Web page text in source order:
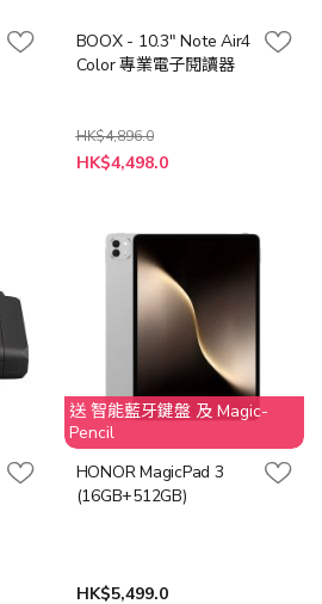
BOOX - 10.3" Note Air4
Color 專業電子閱讀器
HK$4,896.0
特
殊
HK$4,498.0
送 智能藍牙鍵盤 及 Magic-
Pencil
HONOR MagicPad 3
(16GB+512GB)
HK$5,499.0